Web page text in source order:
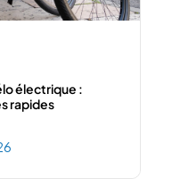
électrique :
rapides